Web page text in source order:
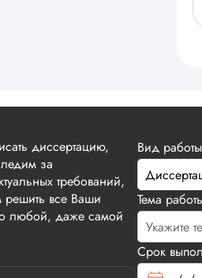
диссертацию,
за
требований,
все Ваши
любой, даже самой
Вид работы
Тема
Срок